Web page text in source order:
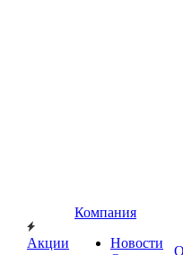
Акции
Компания
Новости